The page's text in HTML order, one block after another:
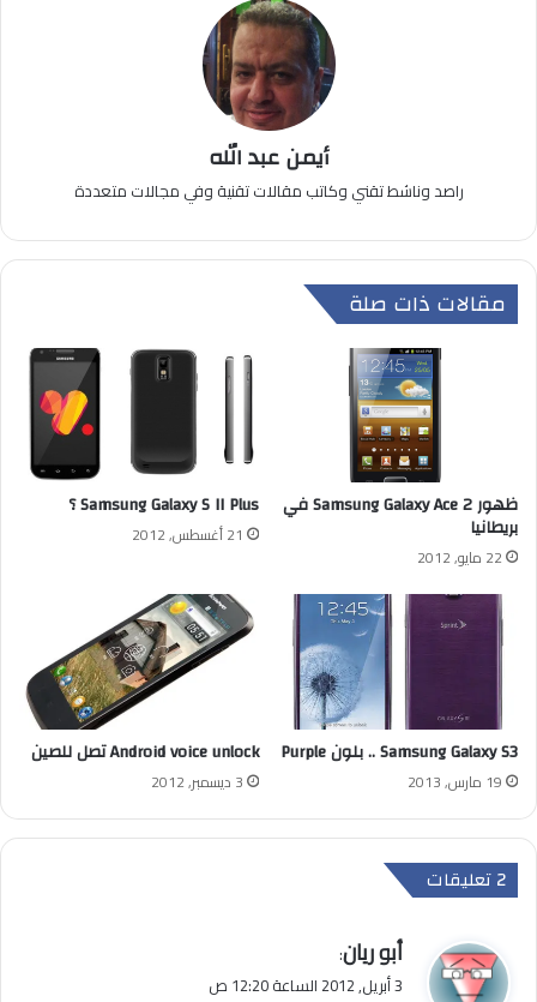
أيمن عبد الله
راصد وناشط تقني وكاتب مقالات تقنية وفي مجالات متعددة
مقالات ذات صلة
ظهور Samsung Galaxy Ace 2 في
بريطانيا
22 مايو, 2012
Samsung Galaxy S II Plus ؟
21 أغسطس, 2012
Samsung Galaxy S3 .. بلون Purple
19 مارس, 2013
Android voice unlock تصل للصين
3 ديسمبر, 2012
‫2 تعليقات
ي
ق
أبو ريان:
3 أبريل, 2012 الساعة 12:20 ص